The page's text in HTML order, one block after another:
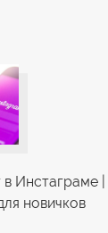
Инстаграме |
новичков